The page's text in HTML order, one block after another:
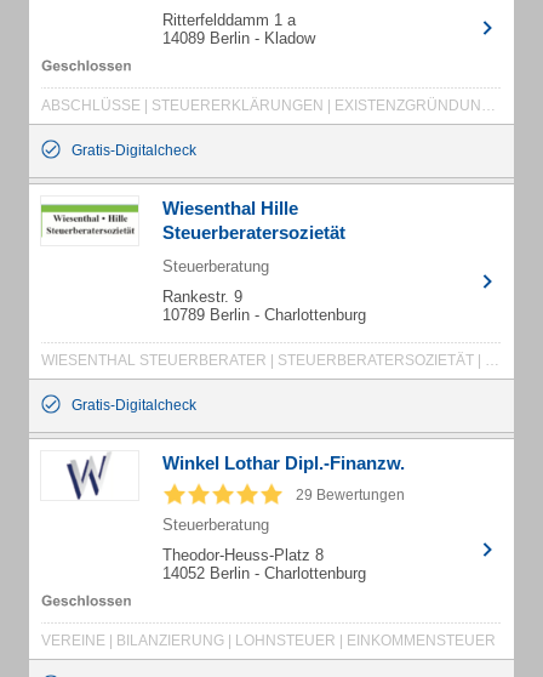
Ritterfelddamm 1 a
14089 Berlin - Kladow
ABSCHLÜSSE | STEUERERKLÄRUNGEN | EXISTENZGRÜNDUNG | FINANZBUCHHALTUNG | LOHNBUCHHALTUNG
Gratis-Digitalcheck
Wiesenthal Hille
Steuerberatersozietät
Steuerberatung
Rankestr. 9
10789 Berlin - Charlottenburg
WIESENTHAL STEUERBERATER | STEUERBERATERSOZIETÄT | STEUERBERATER CHARLOTTENBURG | STEUERBERATER | HILLE STEUERBERATER
Gratis-Digitalcheck
Winkel Lothar Dipl.-Finanzw.
29 Bewertungen
Steuerberatung
Theodor-Heuss-Platz 8
14052 Berlin - Charlottenburg
VEREINE | BILANZIERUNG | LOHNSTEUER | EINKOMMENSTEUER